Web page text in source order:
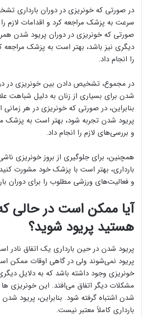
در صورتی که خونریزی در دوران بارداری
سرعت به پزشک مراجعه کرد و اقدامات لازم
صورتی که خونریزی در دوران پریود شدن
دیگری نیز باشد، بهتر است به پزشک مراجعه
را انجام داد.
در مجموع، تشخیص دادن بین خونریزی در
شدن برای بسیاری از زنان به دلیل شباهت
بنابراین، در صورتی که خونریزی در هر زمانی
پریود شدن تجربه شود، بهتر است به پزشک
و بررسی‌های لازم را انجام داد.
همچنین، برای جلوگیری از بروز خونریزی
بارداری، بهتر است با پزشک خود مشورت
و فعالیت‌های ورزشی مطلوب را برای دوران
آیا ممکن است در حالی که
هستید پریود شوید؟
پریود شدن در حین بارداری یک اتفاق نادر
پریود نمی‌شوند ولی در گاهی اوقات ممکن
خونریزی وجود داشته باشد که به دلایل
مشکلات دیگر اتفاق می‌افتد. این خونریزی
شدن اشتباه گرفته شود. بنابراین، پریود
بارداری کاملاً معتبر نیست.